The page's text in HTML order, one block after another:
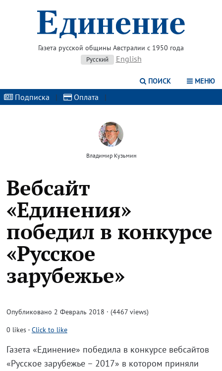
Газета русской общины Австралии с 1950 года
Русский English
ПОИСК МЕНЮ
Подписка | Оплата |
Владимир Кузьмин
Вебсайт
«Единения»
победил в конкурсе
«Русское
зарубежье»
Опубликовано 2 Февраль 2018 · (4467 views)
0 likes-Click to like
Газета «Единение» победила в конкурсе вебсайтов
«Русское зарубежье – 2017» в котором приняли